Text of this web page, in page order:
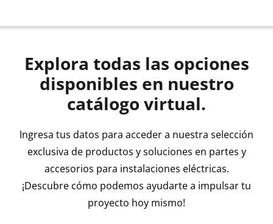
Explora todas las opciones
disponibles en nuestro
catálogo virtual.
Ingresa tus datos para acceder a nuestra selección
exclusiva de productos y soluciones en partes y
accesorios para instalaciones eléctricas.
¡Descubre cómo podemos ayudarte a impulsar tu
proyecto hoy mismo!